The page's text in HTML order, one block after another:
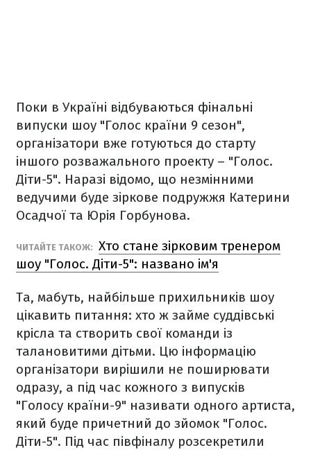
Поки в Україні відбуваються фінальні
випуски шоу "Голос країни 9 сезон",
організатори вже готуються до старту
іншого розважального проекту – "Голос.
Діти-5". Наразі відомо, що незмінними
ведучими буде зіркове подружжя Катерини
Осадчої та Юрія Горбунова.
ЧИТАЙТЕ ТАКОЖ: Хто стане зірковим тренером
шоу "Голос. Діти-5": названо ім'я
Та, мабуть, найбільше прихильників шоу
цікавить питання: хто ж займе суддівські
крісла та створить свої команди із
талановитими дітьми. Цю інформацію
організатори вирішили не поширювати
одразу, а під час кожного з випусків
"Голосу країни-9" називати одного артиста,
який буде причетний до зйомок "Голос.
Діти-5". Під час півфіналу розсекретили